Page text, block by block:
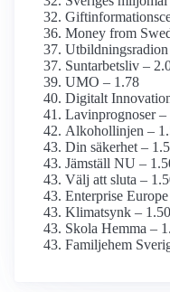
Money from
Suntarbetsliv –
UMO – 1.78
Digitalt
Lavinprognoser –
Alkohollinjen –
Din säkerhet –
Jämställ NU –
Välj att sluta –
Enterprise
Klimatsynk – 1.50
Skola Hemma –
Familjehem